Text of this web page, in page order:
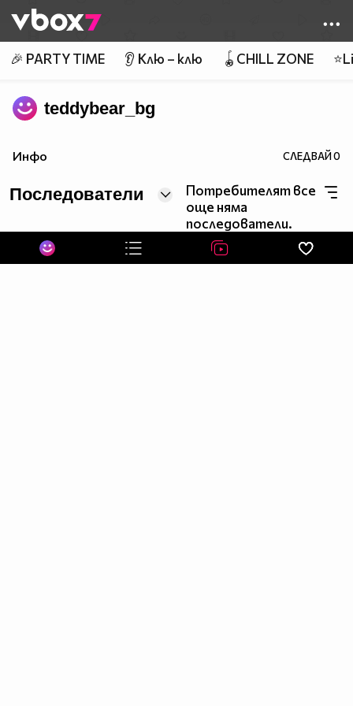
👾
🎉 PARTY TIME 👂 Клю – клю 🪀CHILL ZONE
teddybear_bg
Инфо СЛЕДВАЙ0
Последователи
Потребителят все
още няма
последователи.